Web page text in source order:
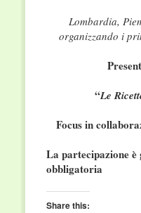
Lombardia,
organizzando i
“Le
Focus in
La partecipazione
obbligatoria
Share this: